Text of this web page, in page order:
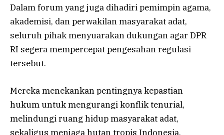
Dalam forum yang juga dihadiri pemimpin agama,
akademisi, dan perwakilan masyarakat adat,
seluruh pihak menyuarakan dukungan agar DPR
RI segera mempercepat pengesahan regulasi
tersebut.
Mereka menekankan pentingnya kepastian
hukum untuk mengurangi konflik tenurial,
melindungi ruang hidup masyarakat adat,
sekaligus menjaga hutan tropis Indonesia.